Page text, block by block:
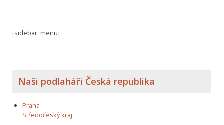
[sidebar_menu]
Naši podlaháři Česká republika
Praha
Středočeský kraj